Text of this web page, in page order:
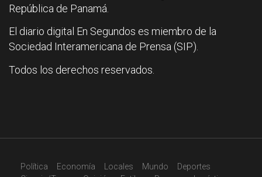
República de Panamá.
El diario digital En Segundos es miembro de la
Sociedad Interamericana de Prensa (SIP).
Todos los derechos reservados.
Política Economía Locales Mundo
Deportes